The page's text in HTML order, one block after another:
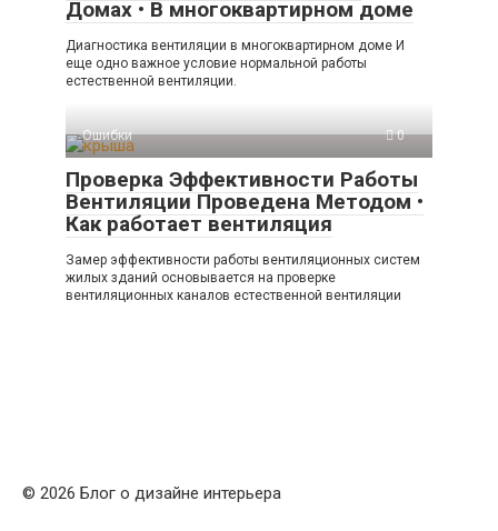
Домах • В многоквартирном доме
Диагностика вентиляции в многоквартирном доме И
еще одно важное условие нормальной работы
естественной вентиляции.
Ошибки 0
Проверка Эффективности Работы
Вентиляции Проведена Методом •
Как работает вентиляция
Замер эффективности работы вентиляционных систем
жилых зданий основывается на проверке
вентиляционных каналов естественной вентиляции
© 2026 Блог о дизайне интерьера